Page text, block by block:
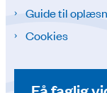
Guide til
Cookies